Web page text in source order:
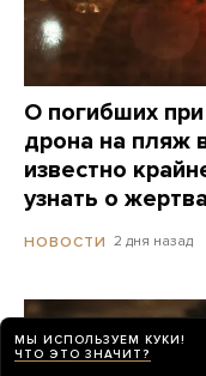
О погибших
дрона на пляж
известно
узнать о
НОВОСТИ 2 дня назад
МЫ ИСПОЛЬЗУЕМ КУКИ!
ЧТО ЭТО ЗНАЧИТ?